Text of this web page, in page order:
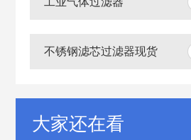
不锈钢滤芯过滤器现货
大家还在看